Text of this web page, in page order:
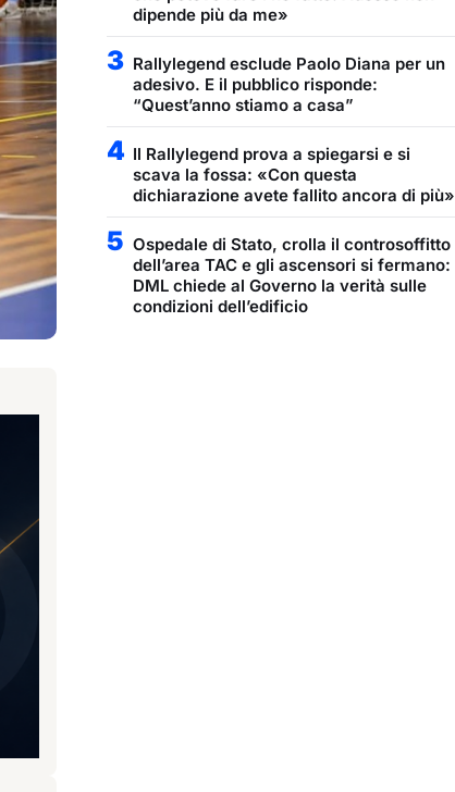
dipende più da me»
3 Rallylegend esclude Paolo Diana per un
adesivo. E il pubblico risponde:
“Quest’anno stiamo a casa”
4 Il Rallylegend prova a spiegarsi e si
scava la fossa: «Con questa
dichiarazione avete fallito ancora di più»
5 Ospedale di Stato, crolla il controsoffitto
dell’area TAC e gli ascensori si fermano:
DML chiede al Governo la verità sulle
condizioni dell’edificio